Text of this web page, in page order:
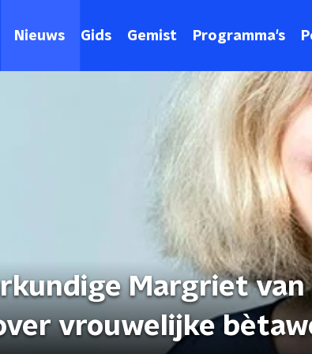
Nieuws Gids Gemist Programma's
Margriet
vrouwelijke